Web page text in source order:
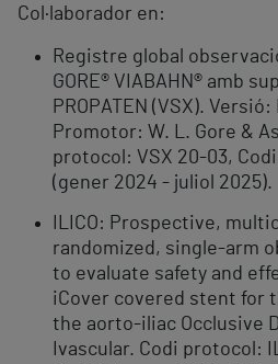
Col·laborador en:
Registre global
GORE® VIABAHN® amb
PROPATEN (VSX). Versió:
Promotor: W. L. Gore &
protocol: VSX 20-03, Codi
(gener 2024 - juliol 2025).
ILICO: Prospective,
randomized, single-arm
to evaluate safety and
iCover covered stent for
the aorto-iliac Occlusive
Ivascular. Codi protocol: